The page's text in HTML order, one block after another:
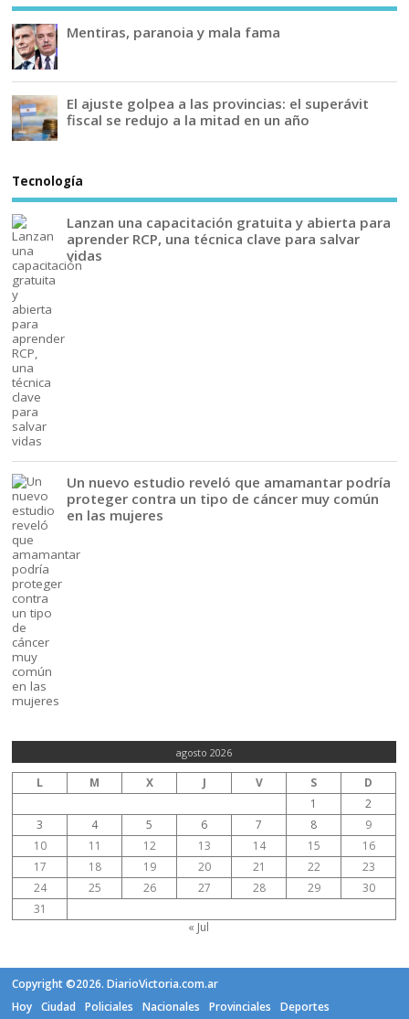
Mentiras, paranoia y mala fama
El ajuste golpea a las provincias: el superávit
fiscal se redujo a la mitad en un año
Tecnología
Lanzan una capacitación gratuita y abierta para
aprender RCP, una técnica clave para salvar
vidas
Un nuevo estudio reveló que amamantar podría
proteger contra un tipo de cáncer muy común
en las mujeres
agosto 2026
L M X J V S
D
1
2
3
4 5 6 7 8
9
10
11 12 13 14 15
16
17
18 19 20 21 22
23
24
25 26 27 28 29
30
31
« Jul
Copyright ©2026. DiarioVictoria.com.ar
Hoy
Ciudad Policiales Nacionales Provinciales Deportes